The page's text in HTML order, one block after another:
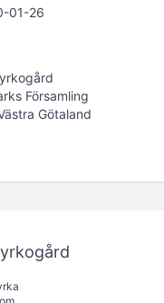
01-26
Församling
Götaland